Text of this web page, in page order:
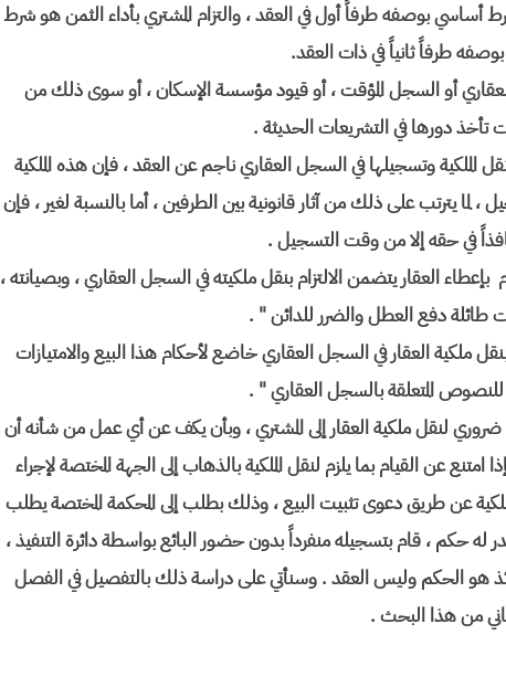
أساسي بوصفه طرفاً أول في العقد ، والتزام المشتري بأداء الثمن هو شرط
طرفاً ثانياً في ذات العقد.
العقاري أو السجل المؤقت ، أو قيود مؤسسة الإسكان ، أو سوى ذلك من
دورها في التشريعات الحديثة .
الملكية وتسجيلها في السجل العقاري ناجم عن العقد ، فإن هذه الملكية
يترتب على ذلك من آثار قانونية بين الطرفين ، أما بالنسبة لغير ، فإن
نافذاً في حقه إلا من وقت التسجيل .
" إن الالتزام بإعطاء العقار يتضمن الالتزام بنقل ملكيته في السجل العقاري ، وبصيانته ،
طائلة دفع العطل والضرر للدائن " .
" إن الالتزام بنقل ملكية العقار في السجل العقاري خاضع لأحكام هذا البيع والامتيازات
المتعلقة بالسجل العقاري " .
ضروري لنقل ملكية العقار إلى المشتري ، وبأن يكف عن أي عمل من شأنه أن
أو عسيراً ( م 396 مدني ) فإذا امتنع عن القيام بما يلزم لنقل الملكية بالذهاب إلى الجهة المختصة لإجراء
عن طريق دعوى تثبيت البيع ، وذلك بطلب إلى المحكمة المختصة يطلب
له حكم ، قام بتسجيله منفرداً بدون حضور البائع بواسطة دائرة التنفيذ ،
هو الحكم وليس العقد . وسنأتي على دراسة ذلك بالتفصيل في الفصل
من هذا البحث .